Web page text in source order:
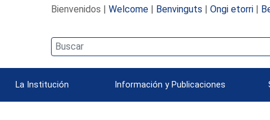
Bienvenidos | Welcome| Benvinguts | Ongi etorri|
La Institución Información y Publicaciones